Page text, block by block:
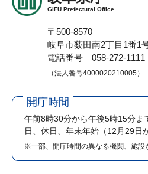
GIFU Prefectural Office
〒500-8570
岐阜市薮田南2丁目1番1
電話番号 058-272-1111
（法人番号4000020210005）
開庁時間
午前8時30分から午後5時15分ま
日、休日、年末年始（12月29日
※一部、開庁時間の異なる機関、施設